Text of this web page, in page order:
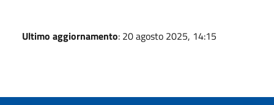
Ultimo aggiornamento: 20 agosto 2025, 14:15